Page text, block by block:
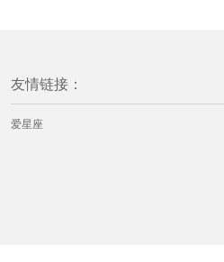
友情链接：
爱星座